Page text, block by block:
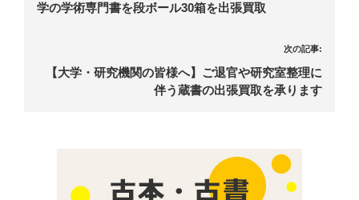
学の学術専門書を段ボール30箱を出張買取
次の記事:
【大学・研究機関の皆様へ】ご退官や研究室整理に
伴う蔵書の出張買取を承ります